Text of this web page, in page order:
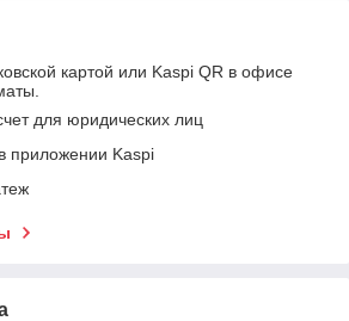
картой или Kaspi QR в офисе
для юридических лиц
приложении Kaspi